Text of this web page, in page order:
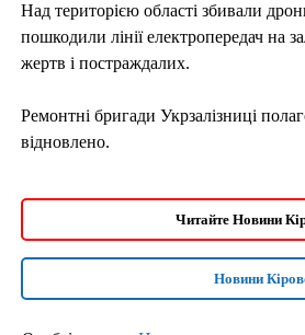
Над територією області збивали
пошкодили лінії електропередач на
жертв і постраждалих.
Ремонтні бригади Укрзалізниці
відновлено.
Читайте Новини
Новини